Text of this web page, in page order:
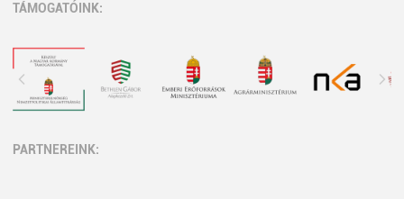
TÁMOGATÓINK:
PARTNEREINK: